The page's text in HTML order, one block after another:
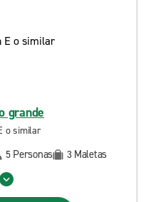
grande
o similar
5 Personas 3 Maletas